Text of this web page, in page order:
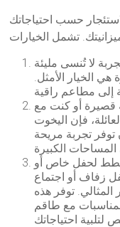
حسب احتياجاتك
لا تُنسى مليئة
هي الخيار الأمثل.
قصيرة أو كنت مع
فإن اليخوت
توفر تجربة مريحة
لحفل خاص أو
زفاف أو اجتماع
المثالي. توفر هذه
مع طاقم